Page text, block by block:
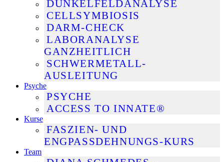
DUNKELFELDANALYSE
CELLSYMBIOSIS
DARM-CHECK
LABORANALYSE
GANZHEITLICH
SCHWERMETALL-
AUSLEITUNG
Psyche
PSYCHE
ACCESS TO INNATE®
Kurse
FASZIEN- UND
ENGPASSDEHNUNGS-KURS
Team